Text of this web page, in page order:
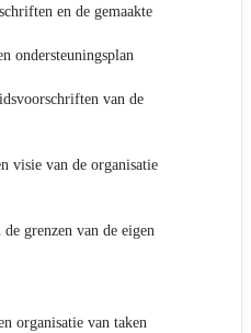
en de gemaakte
ondersteuningsplan
van de
visie van de organisatie
grenzen van de eigen
organisatie van taken